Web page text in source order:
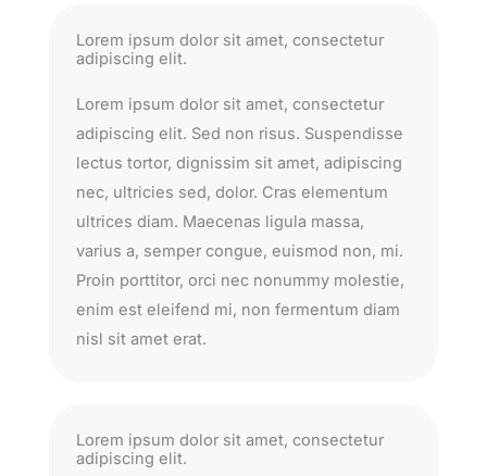
Lorem ipsum dolor sit amet, consectetur
adipiscing elit.
Lorem ipsum dolor sit amet, consectetur
adipiscing elit. Sed non risus. Suspendisse
lectus tortor, dignissim sit amet, adipiscing
nec, ultricies sed, dolor. Cras elementum
ultrices diam. Maecenas ligula massa,
varius a, semper congue, euismod non, mi.
Proin porttitor, orci nec nonummy molestie,
enim est eleifend mi, non fermentum diam
nisl sit amet erat.
Lorem ipsum dolor sit amet, consectetur
adipiscing elit.